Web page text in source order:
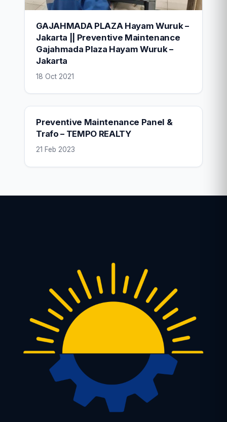
GAJAHMADA PLAZA Hayam Wuruk –
Jakarta || Preventive Maintenance
Gajahmada Plaza Hayam Wuruk –
Jakarta
18 Oct 2021
Preventive Maintenance Panel &
Trafo – TEMPO REALTY
21 Feb 2023